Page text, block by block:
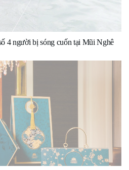
4 người bị sóng cuốn tại Mũi Nghê